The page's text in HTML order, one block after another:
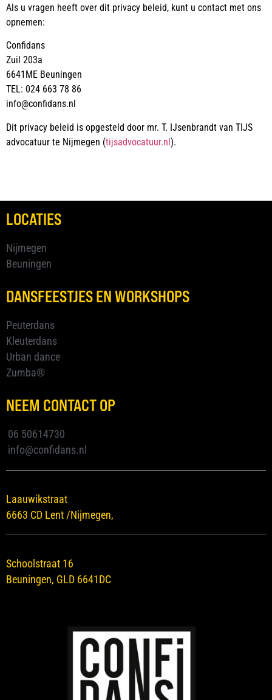
Als u vragen heeft over dit privacy beleid, kunt u contact met ons
opnemen:
Confidans
Zuil 203a
6641ME Beuningen
TEL: 024 663 78 86
info@confidans.nl
Dit privacy beleid is opgesteld door mr. T. IJsenbrandt van TIJS
advocatuur te Nijmegen (tijsadvocatuur.nl).
LOCATIES
Nijmegen
Beuningen
DANSFEESTJES EN WORKSHOPS
Peuterdans
Kleuterdans
Urban dance
Zumba®
NEEM CONTACT OP
06 50614730
info@confidans.nl
Laauwikstraat
6663 CD Lent /Nijmegen,
Schoolstraat 16
Beuningen, GLD 6641DC